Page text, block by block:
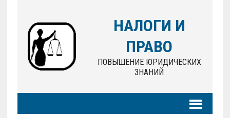
НАЛОГИ И
ПРАВО
ПОВЫШЕНИЕ ЮРИДИЧЕСКИХ
ЗНАНИЙ